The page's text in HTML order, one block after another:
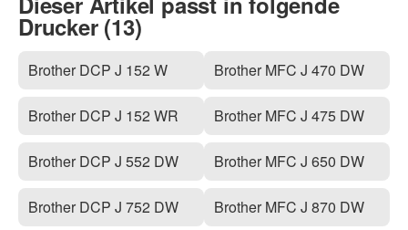
Drucker (13)
Brother DCP J 152 W
Brother DCP J 152 WR
Brother DCP J 552 DW
Brother DCP J 752 DW
Brother MFC J 470 DW
Brother MFC J 475 DW
Brother MFC J 650 DW
Brother MFC J 870 DW